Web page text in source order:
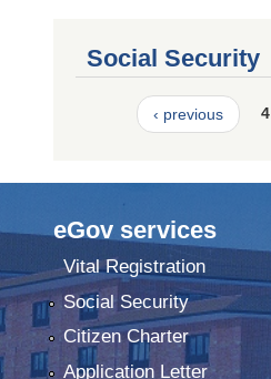
Social Security
‹ previous
eGov services
Vital Registration
Social Security
Citizen Charter
Application Letter